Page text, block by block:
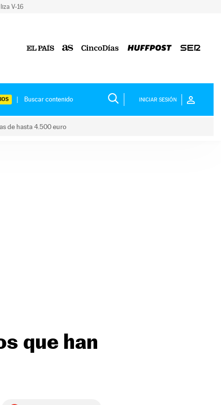
V-16
INICIAR SESIÓN
de hasta 4.500 euro
que han